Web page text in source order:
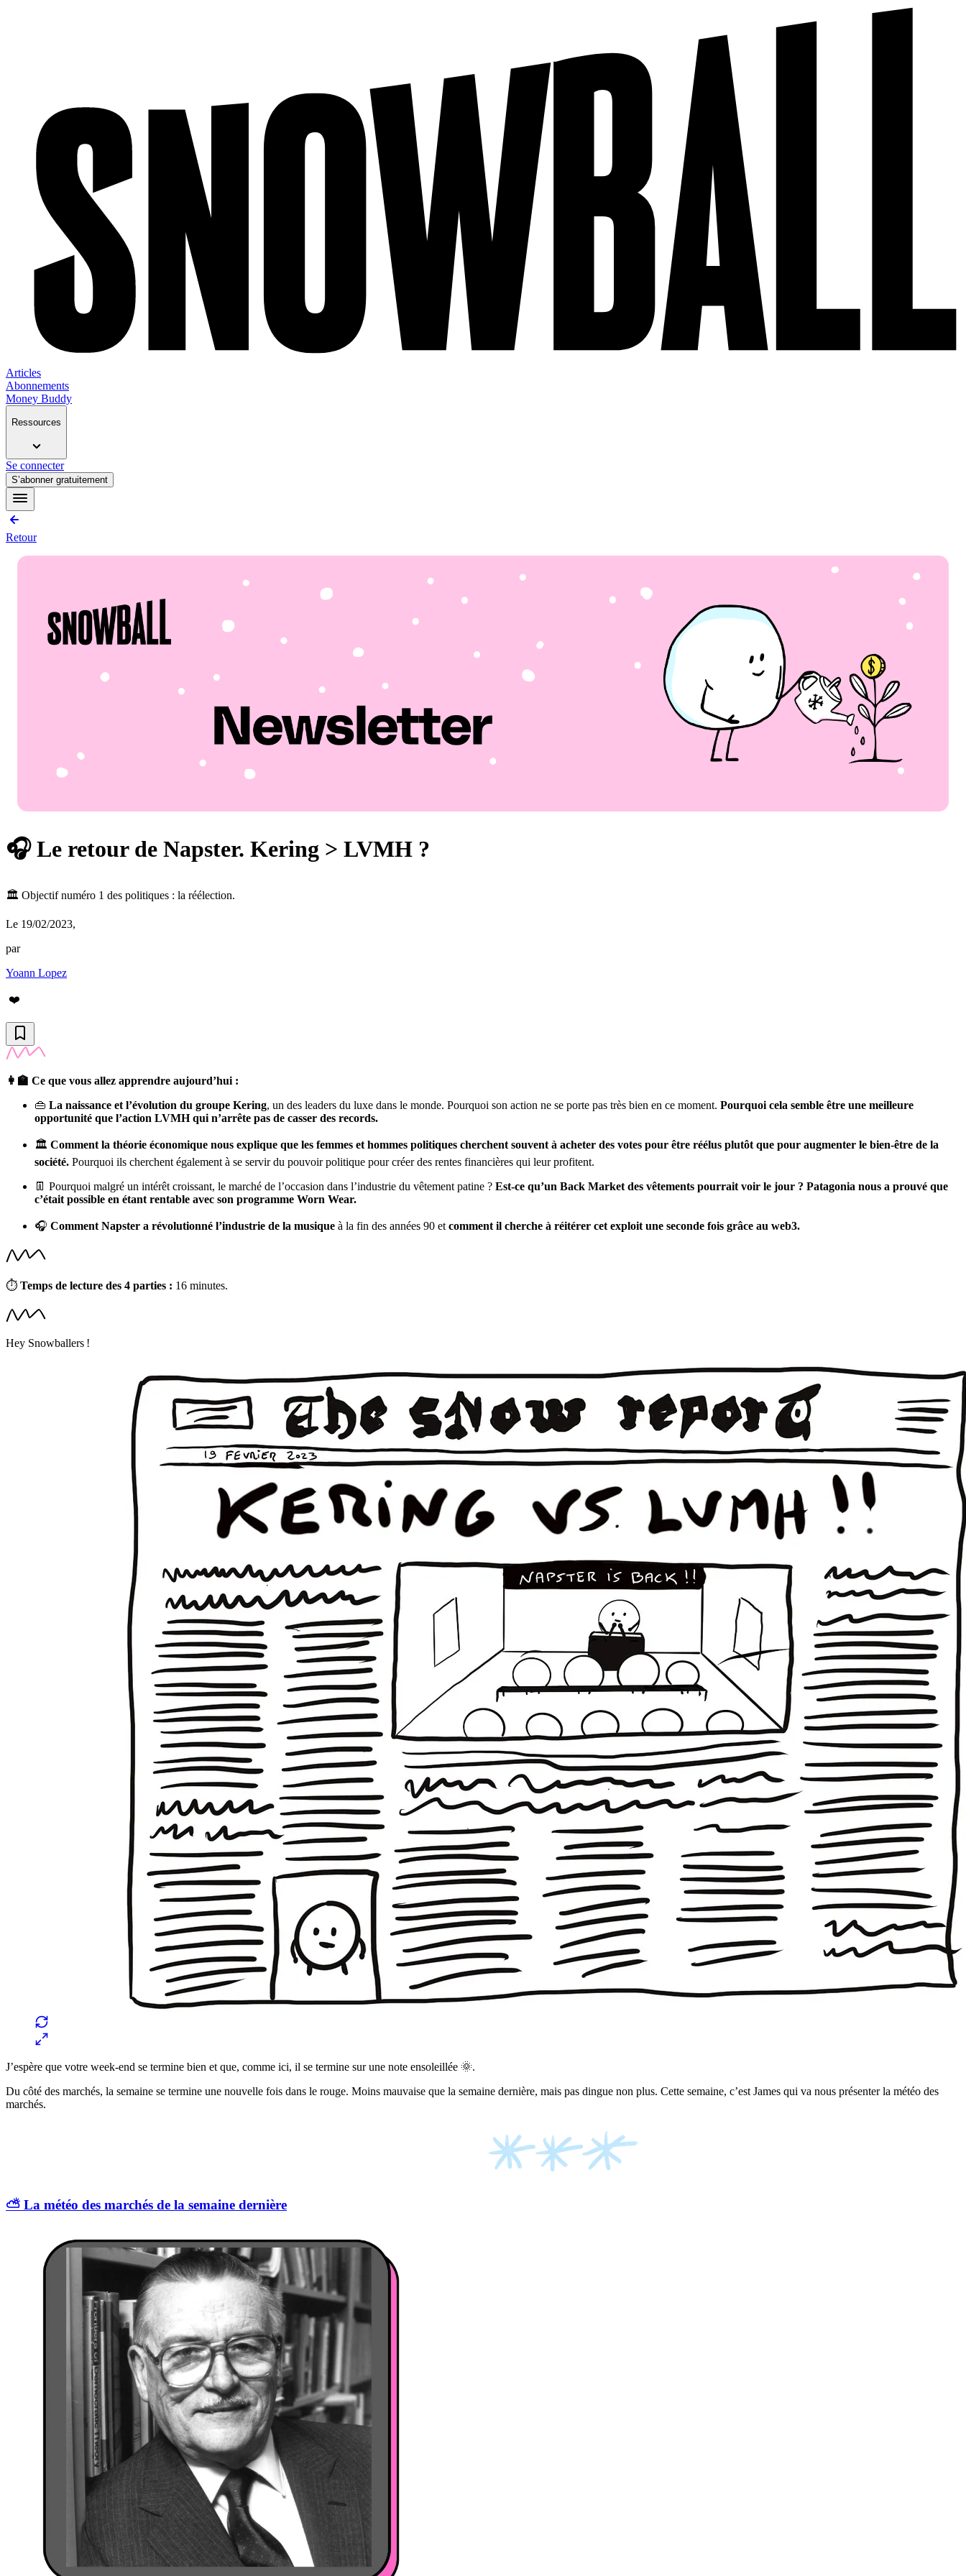
Articles
Abonnements
Money Buddy
Ressources
Se connecter
S’abonner gratuitement
Retour
🎧 Le retour de Napster. Kering > LVMH ?
🏛️ Objectif numéro 1 des politiques : la réélection.
Le 19/02/2023,
par
Yoann Lopez
❤️
👩‍🏫 Ce que vous allez apprendre aujourd’hui :
👜 La naissance et l’évolution du groupe Kering, un des leaders du luxe dans le monde. Pourquoi son action ne se porte pas très bien en ce moment. Pourquoi cela semble être une meilleure
opportunité que l’action LVMH qui n’arrête pas de casser des records.
🏛️ Comment la théorie économique nous explique que les femmes et hommes politiques cherchent souvent à acheter des votes pour être réélus plutôt que pour augmenter le bien-être de la
société. Pourquoi ils cherchent également à se servir du pouvoir politique pour créer des rentes financières qui leur profitent.
👖 Pourquoi malgré un intérêt croissant, le marché de l’occasion dans l’industrie du vêtement patine ? Est-ce qu’un Back Market des vêtements pourrait voir le jour ? Patagonia nous a prouvé que
c’était possible en étant rentable avec son programme Worn Wear.
🎧 Comment Napster a révolutionné l’industrie de la musique à la fin des années 90 et comment il cherche à réitérer cet exploit une seconde fois grâce au web3.
⏱ Temps de lecture des 4 parties : 16 minutes.
Hey Snowballers !
J’espère que votre week-end se termine bien et que, comme ici, il se termine sur une note ensoleillée 🌞.
Du côté des marchés, la semaine se termine une nouvelle fois dans le rouge. Moins mauvaise que la semaine dernière, mais pas dingue non plus. Cette semaine, c’est James qui va nous présenter la météo des
marchés.
⛅️ La météo des marchés de la semaine dernière